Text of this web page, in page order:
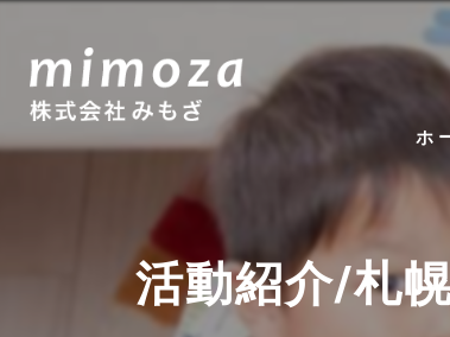
ホ
活動紹介/札